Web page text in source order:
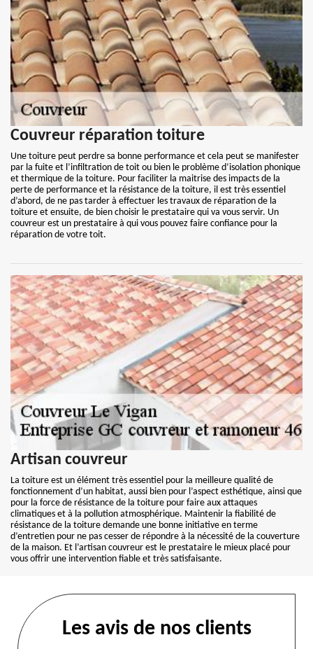
Couvreur réparation toiture
Une toiture peut perdre sa bonne performance et cela peut se manifester
par la fuite et l’infiltration de toit ou bien le problème d’isolation phonique
et thermique de la toiture. Pour faciliter la maitrise des impacts de la
perte de performance et la résistance de la toiture, il est très essentiel
d’abord, de ne pas tarder à effectuer les travaux de réparation de la
toiture et ensuite, de bien choisir le prestataire qui va vous servir. Un
couvreur est un prestataire à qui vous pouvez faire confiance pour la
réparation de votre toit.
Artisan couvreur
La toiture est un élément très essentiel pour la meilleure qualité de
fonctionnement d’un habitat, aussi bien pour l’aspect esthétique, ainsi que
pour la force de résistance de la toiture pour faire aux attaques
climatiques et à la pollution atmosphérique. Maintenir la fiabilité de
résistance de la toiture demande une bonne initiative en terme
d’entretien pour ne pas cesser de répondre à la nécessité de la couverture
de la maison. Et l’artisan couvreur est le prestataire le mieux placé pour
vous offrir une intervention fiable et très satisfaisante.
Les avis de nos clients